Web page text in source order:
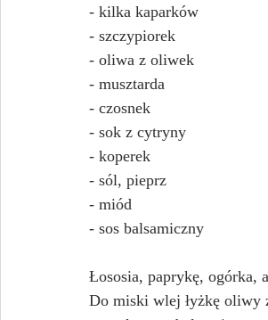
- kilka kaparków
- szczypiorek
- oliwa z oliwek
- musztarda
- czosnek
- sok z cytryny
- koperek
- sól, pieprz
- miód
- sos balsamiczny
Łososia, paprykę, ogórka,
Do miski wlej łyżkę oliwy